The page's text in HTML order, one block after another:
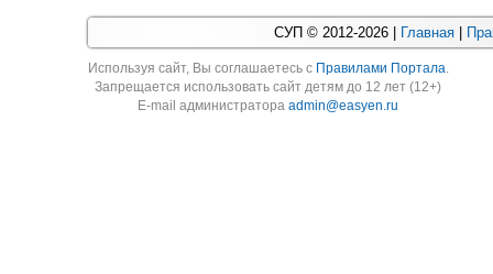
СУП © 2012-2026 | Главная
Используя cайт, Вы соглашаетесь с Правилами Портала.
Запрещается использовать сайт детям до 12 лет (12+)
E-mail администратораadmin@easyen.ru